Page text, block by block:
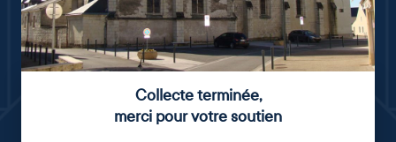
Collecte terminée,
merci pour votre soutien